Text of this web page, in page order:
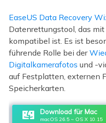
EaseUS Data Recovery
Datenrettungstool, das
kompatibel ist. Es ist
führende Rolle bei der
Digitalkamerafotos und -
auf Festplatten, externen
Speicherkarten.
Download für Mac
macOS 26.5 ~ OS X 10.15